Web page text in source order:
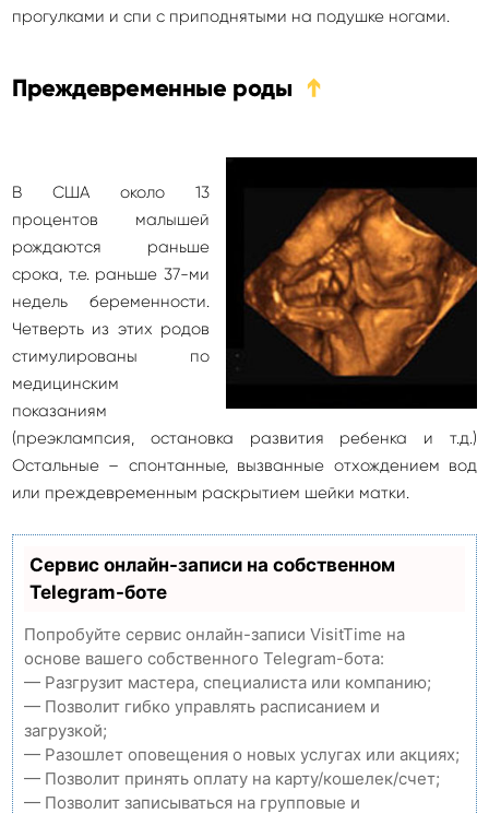
прогулками и спи с приподнятыми на подушке ногами.
Преждевременные роды ➔
В США около 13
процентов малышей
рождаются раньше
срока, т.е. раньше 37-ми
недель беременности.
Четверть из этих родов
стимулированы по
медицинским
показаниям
(преэклампсия, остановка развития ребенка и т.д.)
Остальные – спонтанные, вызванные отхождением вод
или преждевременным раскрытием шейки матки.
Сервис онлайн-записи на собственном
Telegram-боте
Попробуйте сервис онлайн-записи VisitTime на
основе вашего собственного Telegram-бота:
— Разгрузит мастера, специалиста или компанию;
— Позволит гибко управлять расписанием и
загрузкой;
— Разошлет оповещения о новых услугах или акциях;
— Позволит принять оплату на карту/кошелек/счет;
— Позволит записываться на групповые и